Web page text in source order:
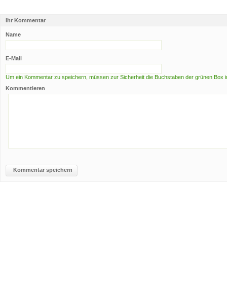
Ihr Kommentar
Name
E-Mail
Um ein Kommentar zu speichern, müssen zur Sicherheit die Buchstaben der grünen
Kommentieren
Kommentar speichern